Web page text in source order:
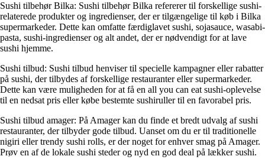
Sushi tilbehør Bilka: Sushi tilbehør Bilka refererer til forskellige sushi-
relaterede produkter og ingredienser, der er tilgængelige til køb i Bilka
supermarkeder. Dette kan omfatte færdiglavet sushi, sojasauce, wasabi-
pasta, sushi-ingredienser og alt andet, der er nødvendigt for at lave
sushi hjemme.
Sushi tilbud: Sushi tilbud henviser til specielle kampagner eller rabatter
på sushi, der tilbydes af forskellige restauranter eller supermarkeder.
Dette kan være muligheden for at få en all you can eat sushi-oplevelse
til en nedsat pris eller købe bestemte sushiruller til en favorabel pris.
Sushi tilbud amager: På Amager kan du finde et bredt udvalg af sushi
restauranter, der tilbyder gode tilbud. Uanset om du er til traditionelle
nigiri eller trendy sushi rolls, er der noget for enhver smag på Amager.
Prøv en af de lokale sushi steder og nyd en god deal på lækker sushi.